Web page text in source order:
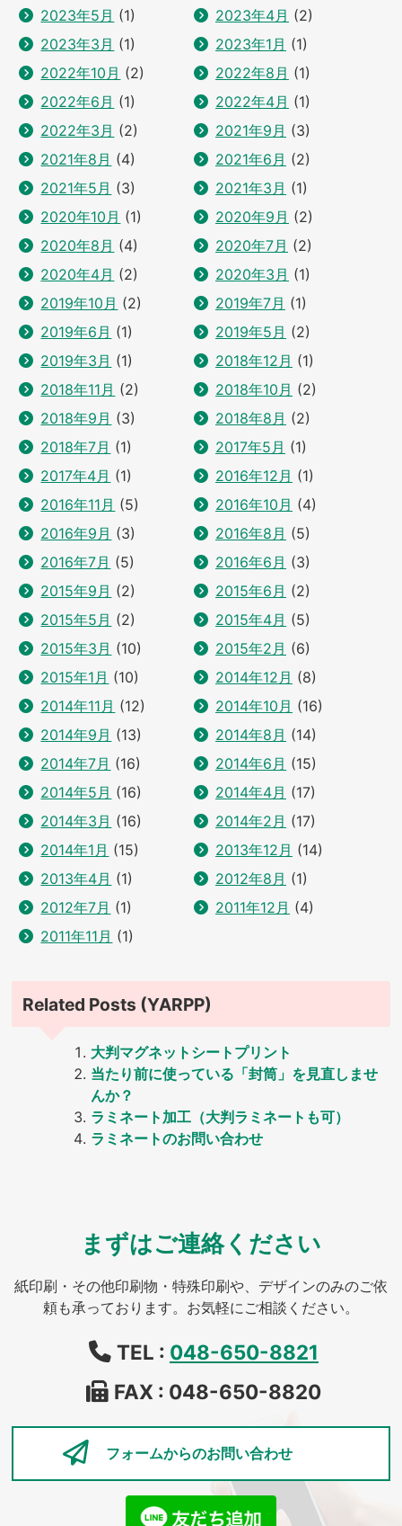
2023年5月 (1) 2023年4月 (2)
2023年3月 (1) 2023年1月 (1)
2022年10月 (2) 2022年8月 (1)
2022年6月 (1) 2022年4月 (1)
2022年3月 (2) 2021年9月 (3)
2021年8月 (4) 2021年6月 (2)
2021年5月 (3) 2021年3月 (1)
2020年10月 (1) 2020年9月 (2)
2020年8月 (4) 2020年7月 (2)
2020年4月 (2) 2020年3月 (1)
2019年10月 (2) 2019年7月 (1)
2019年6月 (1) 2019年5月 (2)
2019年3月 (1) 2018年12月 (1)
2018年11月 (2) 2018年10月 (2)
2018年9月 (3) 2018年8月 (2)
2018年7月 (1) 2017年5月 (1)
2017年4月 (1) 2016年12月 (1)
2016年11月 (5) 2016年10月 (4)
2016年9月 (3) 2016年8月 (5)
2016年7月 (5) 2016年6月 (3)
2015年9月 (2) 2015年6月 (2)
2015年5月 (2) 2015年4月 (5)
2015年3月 (10) 2015年2月 (6)
2015年1月 (10) 2014年12月 (8)
2014年11月 (12) 2014年10月 (16)
2014年9月 (13) 2014年8月 (14)
2014年7月 (16) 2014年6月 (15)
2014年5月 (16) 2014年4月 (17)
2014年3月 (16) 2014年2月 (17)
2014年1月 (15) 2013年12月 (14)
2013年4月 (1) 2012年8月 (1)
2012年7月 (1) 2011年12月 (4)
2011年11月 (1)
Related Posts (YARPP)
大判マグネットシートプリント
当たり前に使っている「封筒」を見直しませ
んか？
ラミネート加工（大判ラミネートも可）
ラミネートのお問い合わせ
まずはご連絡ください
紙印刷・その他印刷物・特殊印刷や、デザインのみのご依
頼も承っております。お気軽にご相談ください。
TEL : 048-650-8821
FAX : 048-650-8820
フォームからのお問い合わせ